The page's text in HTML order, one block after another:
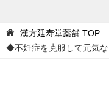
漢方延寿堂薬舗 TOP
◆不妊症を克服して元気